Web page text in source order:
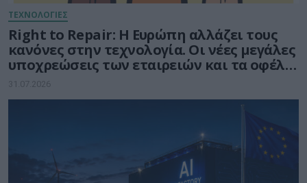
ΤΕΧΝΟΛΟΓΙΕΣ
Right to Repair: Η Ευρώπη αλλάζει τους
κανόνες στην τεχνολογία. Οι νέες μεγάλες
υποχρεώσεις των εταιρειών και τα οφέλη
για τους καταναλωτές
31.07.2026